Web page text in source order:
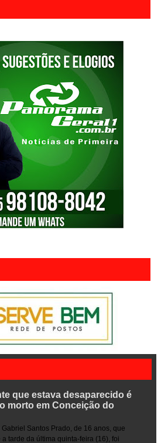
que estava desaparecido é
morto em Conceição do
Gabriel Santos Prado, de 16 anos, que
tarde da última quinta-feira (16), foi